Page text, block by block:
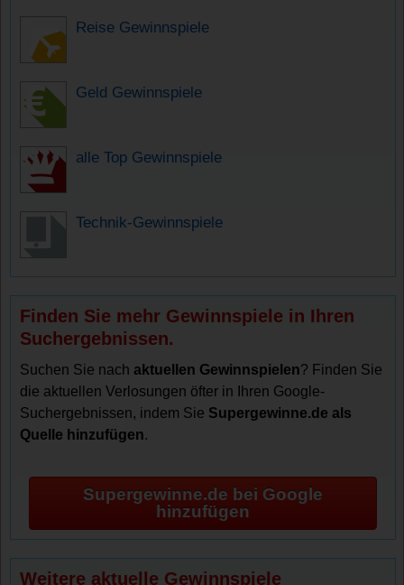
Reise Gewinnspiele
Geld Gewinnspiele
alle Top Gewinnspiele
Technik-Gewinnspiele
Finden Sie mehr Gewinnspiele in Ihren
Suchergebnissen.
Suchen Sie nachaktuellen Gewinnspielen? Finden Sie
die aktuellen Verlosungen öfter in Ihren Google-
Suchergebnissen, indem Sie Supergewinne.de als
Quelle hinzufügen.
Supergewinne.de bei Google
hinzufügen
Weitere aktuelle Gewinnspiele